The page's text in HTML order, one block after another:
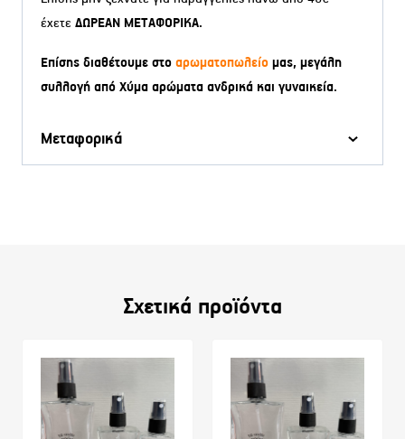
έχετε ΔΩΡΕΑΝ ΜΕΤΑΦΟΡΙΚΑ.
Επίσης διαθέτουμε στο αρωματοπωλείο μας, μεγάλη
συλλογή από Χύμα αρώματα ανδρικά και γυναικεία.
Μεταφορικά
Σχετικά προϊόντα